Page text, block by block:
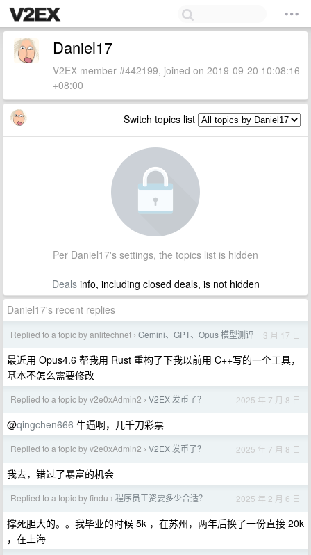
Daniel17
V2EX member #442199, joined on 2019-09-20 10:08:16
+08:00
Switch topics list
Per Daniel17's settings, the topics list is hidden
Dealsinfo, including closed deals, is not hidden
Daniel17's recent replies
Replied to a topic by anlitechnet › Gemini、GPT、Opus 模型测评 3 月 17 日
最近用 Opus4.6 帮我用 Rust 重构了下我以前用 C++写的一个工具，
基本不怎么需要修改
Replied to a topic by v2e0xAdmin2 › V2EX 发币了？ 2025 年 7 月 8 日
@qingchen666 牛逼啊，几千刀彩票
Replied to a topic by v2e0xAdmin2 › V2EX 发币了？ 2025 年 7 月 8 日
我去，错过了暴富的机会
Replied to a topic by findu › 程序员工资要多少合适？ 2025 年 2 月 6 日
撑死胆大的。。我毕业的时候 5k ，在苏州，两年后换了一份直接 20k
，在上海